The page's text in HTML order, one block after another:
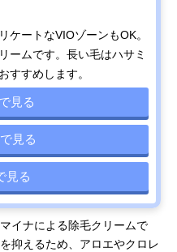
ケートなVIOゾーンもOK。
ームです。長い毛はハサミ
すすめします。
見る
見る
見る
イナによる除毛クリームで
抑えるため、アロエやクロレ